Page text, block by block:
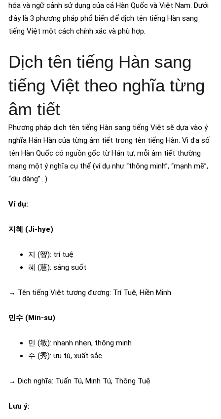
hóa và ngữ cảnh sử dụng của cả Hàn Quốc và Việt Nam. Dưới
đây là 3 phương pháp phổ biến để dịch tên tiếng Hàn sang
tiếng Việt một cách chính xác và phù hợp.
Dịch tên tiếng Hàn sang
tiếng Việt theo nghĩa từng
âm tiết
Phương pháp dịch tên tiếng Hàn sang tiếng Việt sẽ dựa vào ý
nghĩa Hán Hàn của từng âm tiết trong tên tiếng Hàn. Vì đa số
tên Hàn Quốc có nguồn gốc từ Hán tự, mỗi âm tiết thường
mang một ý nghĩa cụ thể (ví dụ như “thông minh”, “mạnh mẽ”,
“dịu dàng”…).
Ví dụ:
지혜 (Ji-hye)
지 (智): trí tuệ
혜 (慧): sáng suốt
→ Tên tiếng Việt tương đương: Trí Tuệ, Hiền Minh
민수 (Min-su)
민 (敏): nhanh nhẹn, thông minh
수 (秀): ưu tú, xuất sắc
→ Dịch nghĩa: Tuấn Tú, Minh Tú, Thông Tuệ
Lưu ý: